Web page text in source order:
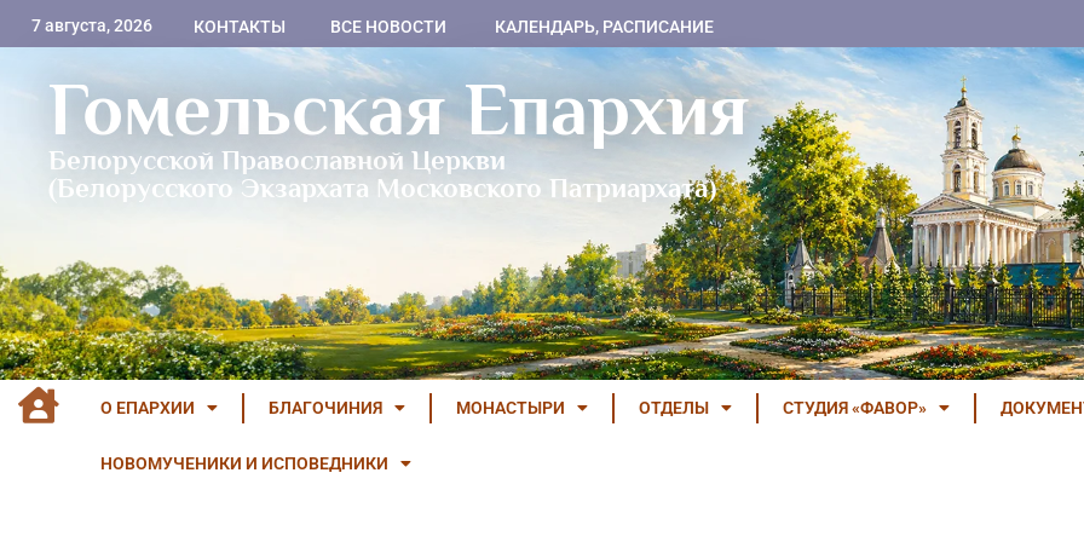
7 августа, 2026 КОНТАКТЫ ВСЕ НОВОСТИ КАЛЕНДАРЬ, РАСПИСАНИЕ
Гомельская Епархия
Белорусской Православной Церкви
(Белорусского Экзархата Московского Патриархата)
О ЕПАРХИИ БЛАГОЧИНИЯ МОНАСТЫРИ ОТДЕЛЫ СТУДИЯ «ФАВОР»
НОВОМУЧЕНИКИ И ИСПОВЕДНИКИ